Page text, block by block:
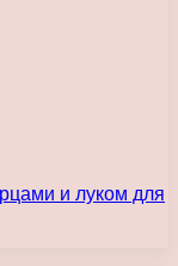
и луком для